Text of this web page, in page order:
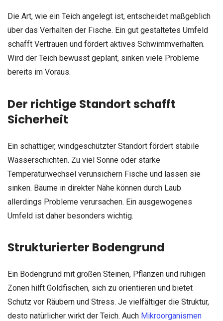
Die Art, wie ein Teich angelegt ist, entscheidet maßgeblich
über das Verhalten der Fische. Ein gut gestaltetes Umfeld
schafft Vertrauen und fördert aktives Schwimmverhalten.
Wird der Teich bewusst geplant, sinken viele Probleme
bereits im Voraus.
Der richtige Standort schafft
Sicherheit
Ein schattiger, windgeschützter Standort fördert stabile
Wasserschichten. Zu viel Sonne oder starke
Temperaturwechsel verunsichern Fische und lassen sie
sinken. Bäume in direkter Nähe können durch Laub
allerdings Probleme verursachen. Ein ausgewogenes
Umfeld ist daher besonders wichtig.
Strukturierter Bodengrund
Ein Bodengrund mit großen Steinen, Pflanzen und ruhigen
Zonen hilft Goldfischen, sich zu orientieren und bietet
Schutz vor Räubern und Stress. Je vielfältiger die Struktur,
desto natürlicher wirkt der Teich. Auch Mikroorganismen